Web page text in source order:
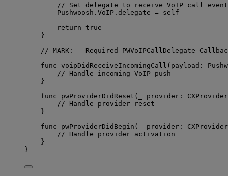
// Set delegate to receive VoIP call
Pushwoosh. VoIP . delegate = self
return
true
}
// MARK: - Required PWVoIPCallDelegate
func
voipDidReceiveIncomingCall ( payload :
// Handle incoming VoIP push
}
func
pwProviderDidReset ( provider : CXProvider
// Handle provider reset
}
func
pwProviderDidBegin ( provider : CXProvider
// Handle provider activation
}
}